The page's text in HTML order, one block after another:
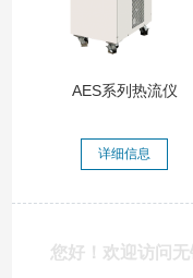
AES系列热流仪
详细信息
您好！欢迎访问